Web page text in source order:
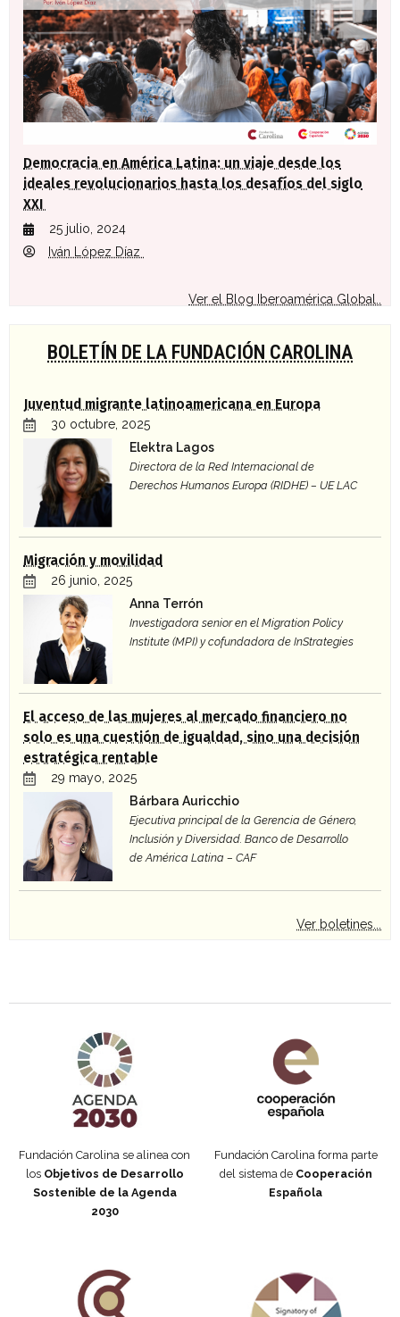
Democracia en América Latina: un viaje desde los
ideales revolucionarios hasta los desafíos del siglo
XXI
25 julio, 2024
Iván López Díaz
Ver el Blog Iberoamérica Global..
BOLETÍN DE LA FUNDACIÓN CAROLINA
Juventud migrante latinoamericana en Europa
30 octubre, 2025
Elektra Lagos
Directora de la Red Internacional de
Derechos Humanos Europa (RIDHE) – UE LAC
Migración y movilidad
26 junio, 2025
Anna Terrón
Investigadora senior en el Migration Policy
Institute (MPI) y cofundadora de InStrategies
El acceso de las mujeres al mercado financiero no
solo es una cuestión de igualdad, sino una decisión
estratégica rentable
29 mayo, 2025
Bárbara Auricchio
Ejecutiva principal de la Gerencia de Género,
Inclusión y Diversidad. Banco de Desarrollo
de América Latina – CAF
Ver boletines...
Fundación Carolina se alinea con
los Objetivos de Desarrollo
Sostenible de la Agenda
2030
Fundación Carolina forma parte
del sistema de Cooperación
Española